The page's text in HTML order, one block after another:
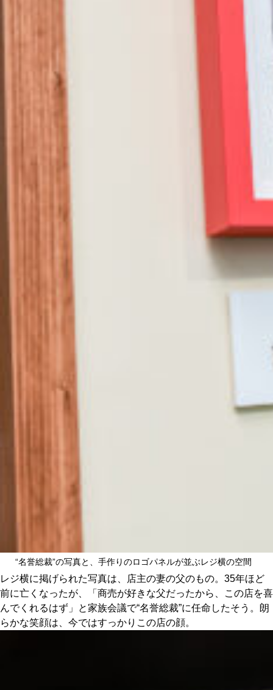
“名誉総裁”の写真と、手作りのロゴパネルが並ぶレジ横の空間
レジ横に掲げられた写真は、店主の妻の父のもの。35年ほど
前に亡くなったが、「商売が好きな父だったから、この店を喜
んでくれるはず」と家族会議で“名誉総裁”に任命したそう。朗
らかな笑顔は、今ではすっかりこの店の顔。